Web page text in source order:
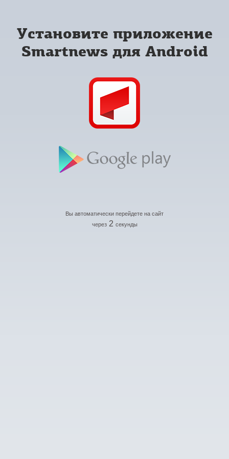
Установите приложение
Smartnews для Android
Вы автоматически перейдете на сайт
через 2 секунды